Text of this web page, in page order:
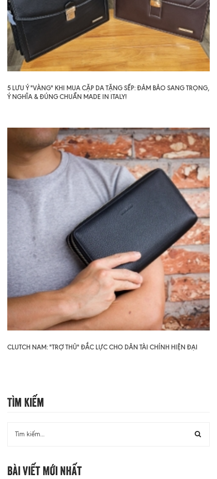
5 LƯU Ý "VÀNG" KHI MUA CẶP DA TẶNG SẾP: ĐẢM BẢO SANG TRỌNG,
Ý NGHĨA & ĐÚNG CHUẨN MADE IN ITALY!
CLUTCH NAM: "TRỢ THỦ" ĐẮC LỰC CHO DÂN TÀI CHÍNH HIỆN ĐẠI
Tìm Kiếm
Bài Viết Mới Nhất